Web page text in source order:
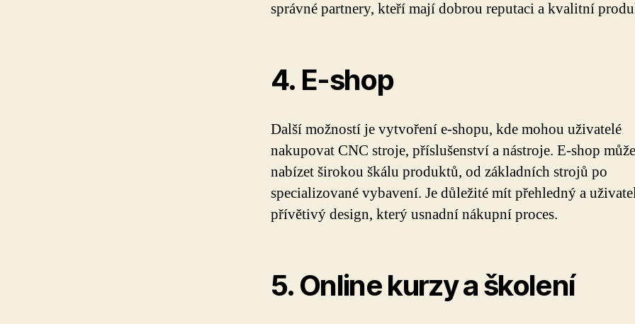
správné partnery, kteří mají dobrou reputaci a kvalitní
4. E-shop
Další možností je vytvoření e-shopu, kde mohou uživatelé
nakupovat CNC stroje, příslušenství a nástroje. E-shop může
nabízet širokou škálu produktů, od základních strojů po
specializované vybavení. Je důležité mít přehledný a
přívětivý design, který usnadní nákupní proces.
5. Online kurzy a školení